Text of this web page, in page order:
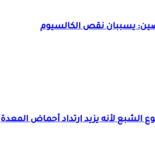
يسببان نقص الكالسيوم
الشبع لأنه يزيد ارتداد أحماض المعدة